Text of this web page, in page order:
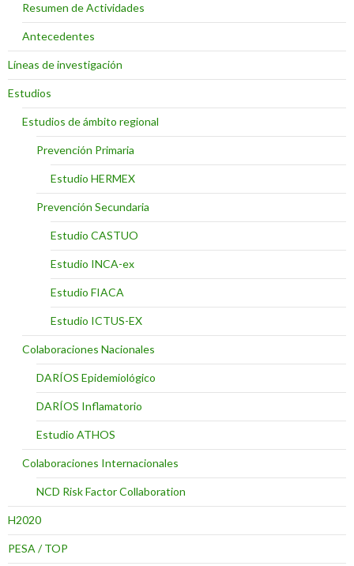
Resumen de Actividades
Antecedentes
Líneas de investigación
Estudios
Estudios de ámbito regional
Prevención Primaria
Estudio HERMEX
Prevención Secundaria
Estudio CASTUO
Estudio INCA-ex
Estudio FIACA
Estudio ICTUS-EX
Colaboraciones Nacionales
DARÍOS Epidemiológico
DARÍOS Inflamatorio
Estudio ATHOS
Colaboraciones Internacionales
NCD Risk Factor Collaboration
H2020
PESA / TOP